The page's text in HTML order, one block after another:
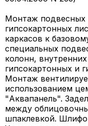
Монтаж подвесных
гипсокартонных
каркасов к
специальных
колонн,
гипсокартонных и
Монтаж
использованием
"Аквапанель".
между
шпаклевкой.